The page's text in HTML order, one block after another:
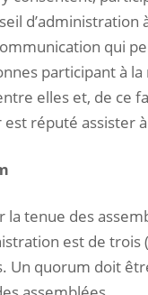
d’administration
qui
participant à
elles et, de ce
est réputé assister
la tenue des
est de trois
Un quorum doit